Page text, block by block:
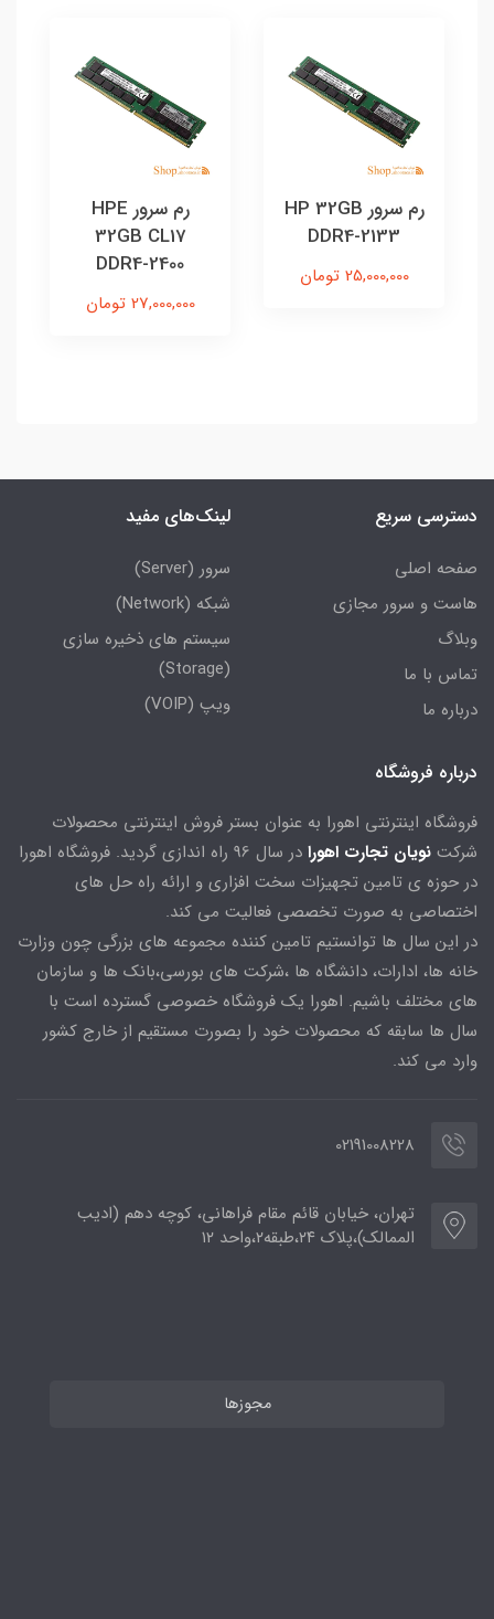
رم سرور HP 32GB
DDR4-2133
25,000,000 تومان
رم سرور HPE
32GB CL17
DDR4-2400
27,000,000 تومان
دسترسی سریع
صفحه اصلی
هاست و سرور مجازی
وبلاگ
تماس با ما
درباره ما
لینک‌های مفید
سرور (Server)
شبکه (Network)
سیستم های ذخیره سازی
(Storage)
ویپ (VOIP)
درباره فروشگاه
فروشگاه اینترنتی اهورا به عنوان بستر فروش اینترنتی محصولات
شرکت نویان تجارت اهورا
در سال 96 راه اندازی گردید. فروشگاه اهورا
در حوزه ی تامین تجهیزات سخت افزاری و ارائه راه حل های
اختصاصی به صورت تخصصی فعالیت می کند.
در این سال ها توانستیم تامین کننده مجموعه های بزرگی چون وزارت
خانه ها، ادارات، دانشگاه ها ،شرکت های بورسی،بانک ها و سازمان
های مختلف باشیم. اهورا یک فروشگاه خصوصی گسترده است با
سال ها سابقه که محصولات خود را بصورت مستقیم از خارج کشور
وارد می کند.
02191008228
تهران، خیابان قائم مقام فراهانی، کوچه دهم (ادیب
الممالک)،پلاک ۲۴،طبقه۲،واحد ۱۲
مجوزها